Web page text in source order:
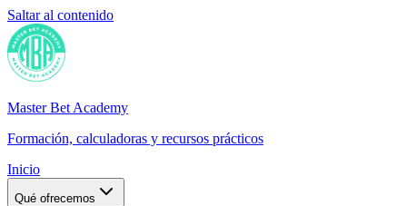
Saltar al contenido
Master Bet Academy
Formación, calculadoras y recursos prácticos
Inicio
Qué ofrecemos